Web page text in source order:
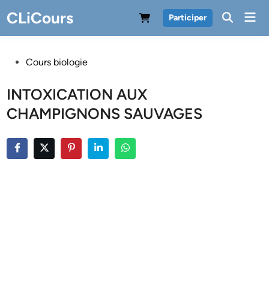
to
content
CLiCours Participer
PostedCours biologie
INTOXICATION AUX
CHAMPIGNONS SAUVAGES